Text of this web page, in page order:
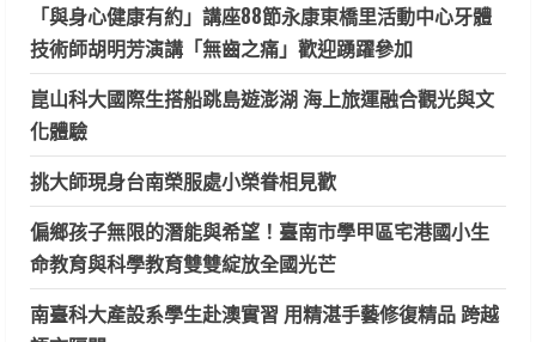
「與身心健康有約」講座88節永康東橋里活動中心牙體
技術師胡明芳演講「無齒之痛」歡迎踴躍參加
崑山科大國際生搭船跳島遊澎湖 海上旅運融合觀光與文
化體驗
挑大師現身台南榮服處小榮眷相見歡
偏鄉孩子無限的潛能與希望！臺南市學甲區宅港國小生
命教育與科學教育雙雙綻放全國光芒
南臺科大產設系學生赴澳實習 用精湛手藝修復精品 跨越